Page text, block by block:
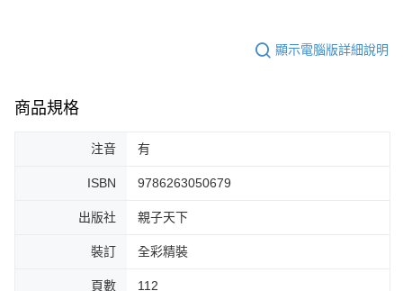
顯示電腦版詳細說明
商品規格
注音 有
ISBN 9786263050679
出版社 親子天下
裝訂 全彩精裝
頁數 112